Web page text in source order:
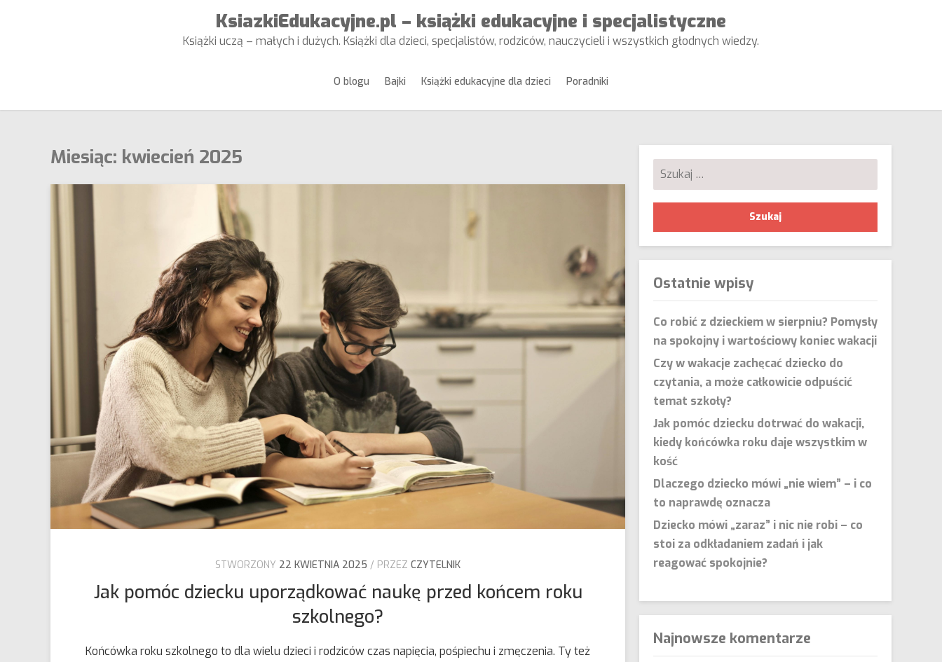
KsiazkiEdukacyjne.pl – książki edukacyjne i specjalistyczne
Książki uczą – małych i dużych. Książki dla dzieci, specjalistów, rodziców, nauczycieli i wszystkich głodnych wiedzy.
O blogu Bajki Książki edukacyjne dla dzieci Poradniki
Miesiąc: kwiecień 2025
STWORZONY 22 KWIETNIA 2025 PRZEZ CZYTELNIK
Jak pomóc dziecku uporządkować naukę przed końcem roku
szkolnego?
Końcówka roku szkolnego to dla wielu dzieci i rodziców czas napięcia, pośpiechu i zmęczenia. Ty też
Szukaj:
Ostatnie wpisy
Co robić z dzieckiem w sierpniu? Pomysły
na spokojny i wartościowy koniec wakacji
Czy w wakacje zachęcać dziecko do
czytania, a może całkowicie odpuścić
temat szkoły?
Jak pomóc dziecku dotrwać do wakacji,
kiedy końcówka roku daje wszystkim w
kość
Dlaczego dziecko mówi „nie wiem” – i co
to naprawdę oznacza
Dziecko mówi „zaraz” i nic nie robi – co
stoi za odkładaniem zadań i jak
reagować spokojnie?
Najnowsze komentarze